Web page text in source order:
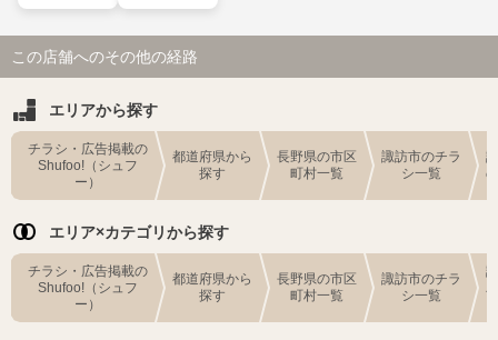
この店舗へのその他の経路
エリアから探す
チラシ・広告掲載の
Shufoo!（シュフ
ー）
都道府県から
探す
長野県の市区
町村一覧
諏訪市のチラ
シ一覧
エリア×カテゴリから探す
チラシ・広告掲載の
Shufoo!（シュフ
ー）
都道府県から
探す
長野県の市区
町村一覧
諏訪市のチラ
シ一覧